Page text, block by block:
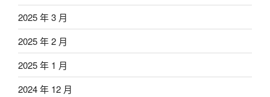
2025 年 3 月
2025 年 2 月
2025 年 1 月
2024 年 12 月